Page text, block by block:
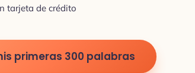
tarjeta de crédito
primeras 300 palabras